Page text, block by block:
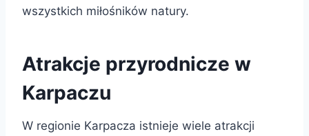
wszystkich miłośników natury.
Atrakcje przyrodnicze w
Karpaczu
W regionie Karpacza istnieje wiele atrakcji